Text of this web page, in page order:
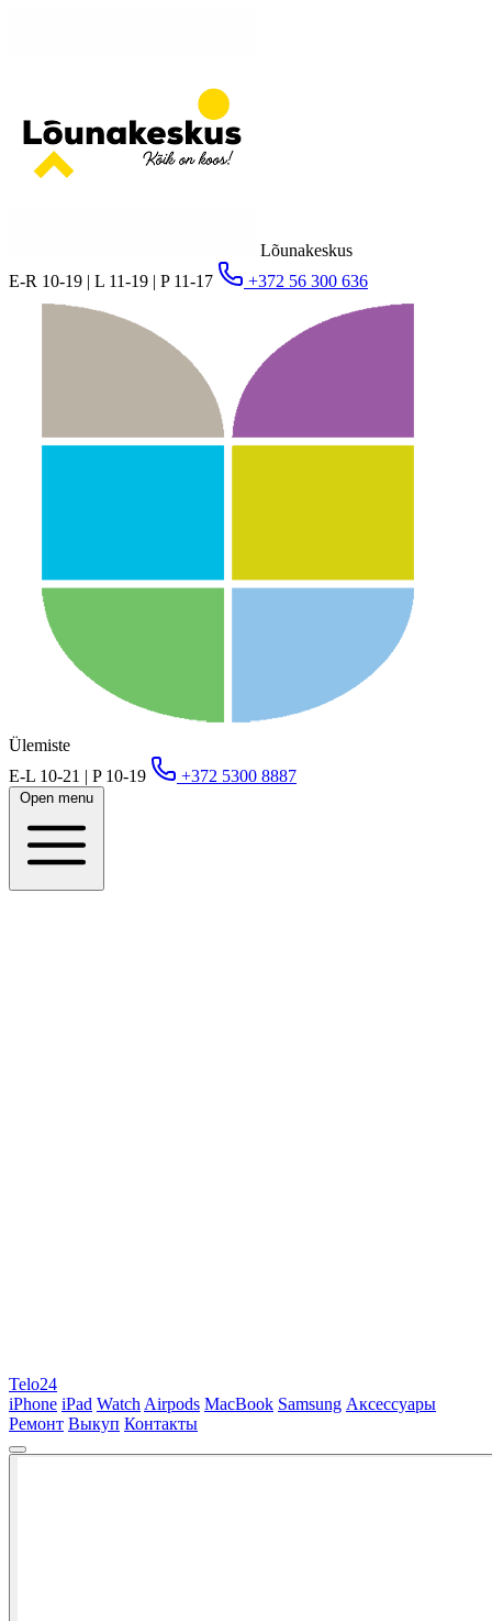
Lõunakeskus
E-R 10-19 | L 11-19 | P 11-17
+372 56 300 636
Ülemiste
E-L 10-21 | P 10-19
+372 5300 8887
Open menu
Telo24
iPhone iPad Watch Airpods MacBook Samsung Аксессуары
Ремонт Выкуп Контакты